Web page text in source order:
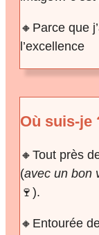
🔸Parce que
l’excellence
Où suis-je
🔸Tout près
(avec un bon
🍷).
🔸Entourée